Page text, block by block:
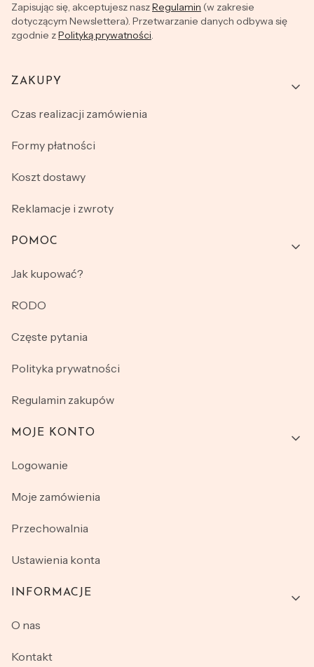
Zapisując się, akceptujesz naszRegulamin (w zakresie
dotyczącym Newslettera). Przetwarzanie danych odbywa się
zgodnie zPolityką prywatności.
Linki w stopce
ZAKUPY
Czas realizacji zamówienia
Formy płatności
Koszt dostawy
Reklamacje i zwroty
POMOC
Jak kupować?
RODO
Częste pytania
Polityka prywatności
Regulamin zakupów
MOJE KONTO
Logowanie
Moje zamówienia
Przechowalnia
Ustawienia konta
INFORMACJE
O nas
Kontakt